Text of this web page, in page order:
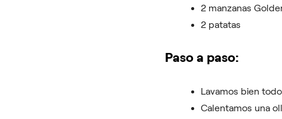
2 manzanas
2 patatas
Paso a paso:
Lavamos bien
Calentamos una